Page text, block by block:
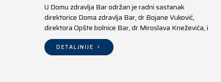
U Domu zdravlja Bar održan je radni sastanak
direktorice Doma zdravlja Bar, dr Bojane Vuković,
direktora Opšte bolnice Bar, dr Miroslava Kneževića, i
direktora Doma zdravlja Ulcinj, Kreshnika Mustafe.
DETALJNIJE